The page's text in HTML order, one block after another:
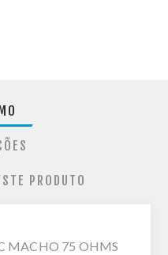
PRODUTO
MACHO 75 OHMS